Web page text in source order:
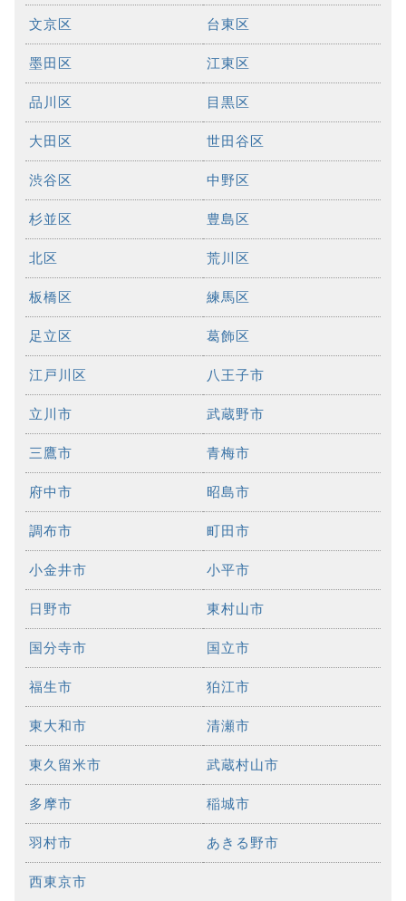
文京区 台東区
墨田区 江東区
品川区 目黒区
大田区 世田谷区
渋谷区 中野区
杉並区 豊島区
北区 荒川区
板橋区 練馬区
足立区 葛飾区
江戸川区 八王子市
立川市 武蔵野市
三鷹市 青梅市
府中市 昭島市
調布市 町田市
小金井市 小平市
日野市 東村山市
国分寺市 国立市
福生市 狛江市
東大和市 清瀬市
東久留米市 武蔵村山市
多摩市 稲城市
羽村市 あきる野市
西東京市